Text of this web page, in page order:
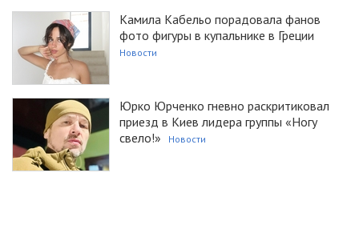
Камила Кабельо порадовала фанов
фото фигуры в купальнике в Греции
Новости
Юрко Юрченко гневно раскритиковал
приезд в Киев лидера группы «Ногу
свело!»
Новости